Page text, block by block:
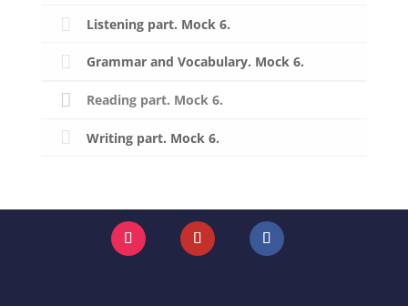
Listening part. Mock 6.
Grammar and Vocabulary. Mock 6.
Reading part. Mock 6.
Writing part. Mock 6.
Instagram YouTube Facebook